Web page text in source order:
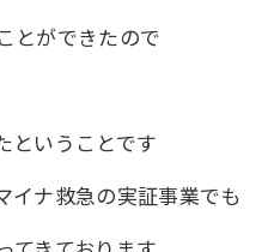
とができたので
ということです
イナ救急の実証事業でも